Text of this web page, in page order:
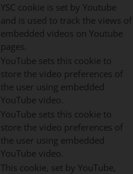
YSC cookie is set by Youtube
and is used to track the views of
embedded videos on Youtube
pages.
YouTube sets this cookie to
store the video preferences of
the user using embedded
YouTube video.
YouTube sets this cookie to
store the video preferences of
the user using embedded
YouTube video.
This cookie, set by YouTube,